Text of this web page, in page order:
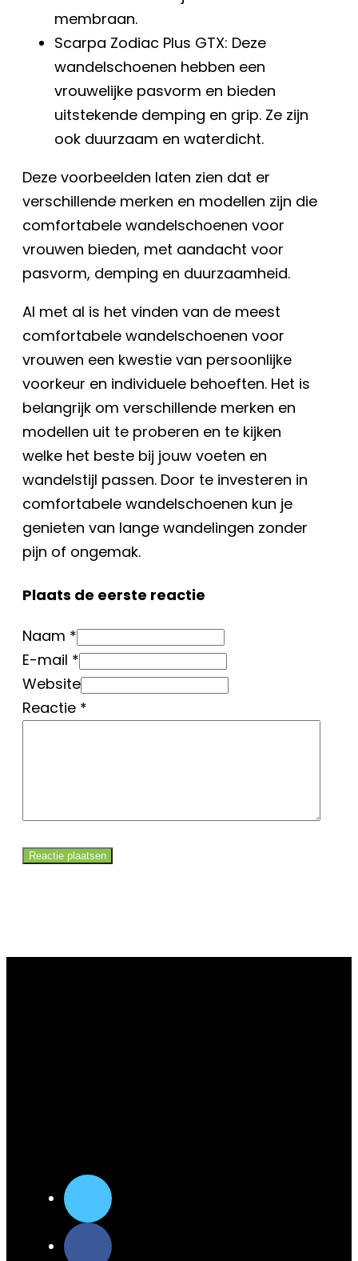
membraan.
Scarpa Zodiac Plus GTX: Deze
wandelschoenen hebben een
vrouwelijke pasvorm en bieden
uitstekende demping en grip. Ze zijn
ook duurzaam en waterdicht.
Deze voorbeelden laten zien dat er
verschillende merken en modellen zijn die
comfortabele wandelschoenen voor
vrouwen bieden, met aandacht voor
pasvorm, demping en duurzaamheid.
Al met al is het vinden van de meest
comfortabele wandelschoenen voor
vrouwen een kwestie van persoonlijke
voorkeur en individuele behoeften. Het is
belangrijk om verschillende merken en
modellen uit te proberen en te kijken
welke het beste bij jouw voeten en
wandelstijl passen. Door te investeren in
comfortabele wandelschoenen kun je
genieten van lange wandelingen zonder
pijn of ongemak.
Plaats de eerste reactie
Naam *
E-mail *
Website
Reactie *